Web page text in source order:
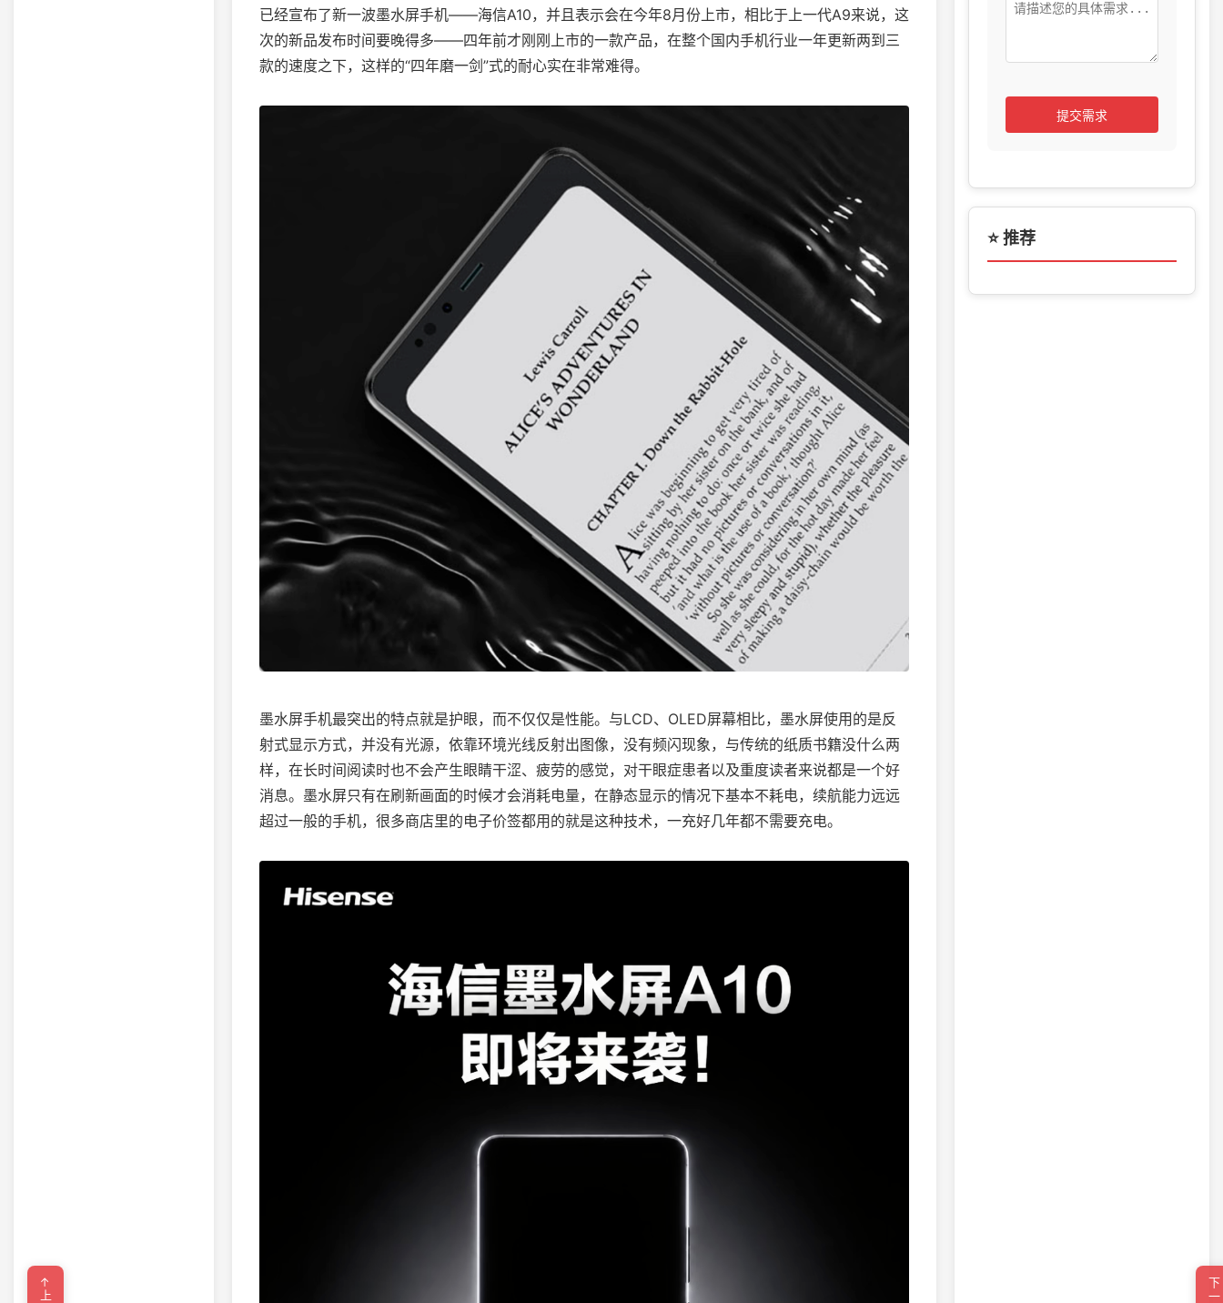
已经宣布了新一波墨水屏手机——海信A10，并且表示会在今年8月份上市，相比于上一代A9来说，这
次的新品发布时间要晚得多——四年前才刚刚上市的一款产品，在整个国内手机行业一年更新两到三
款的速度之下，这样的“四年磨一剑”式的耐心实在非常难得。
墨水屏手机最突出的特点就是护眼，而不仅仅是性能。与LCD、OLED屏幕相比，墨水屏使用的是反
射式显示方式，并没有光源，依靠环境光线反射出图像，没有频闪现象，与传统的纸质书籍没什么两
样，在长时间阅读时也不会产生眼睛干涩、疲劳的感觉，对干眼症患者以及重度读者来说都是一个好
消息。墨水屏只有在刷新画面的时候才会消耗电量，在静态显示的情况下基本不耗电，续航能力远远
超过一般的手机，很多商店里的电子价签都用的就是这种技术，一充好几年都不需要充电。
提交需求
⭐ 推荐